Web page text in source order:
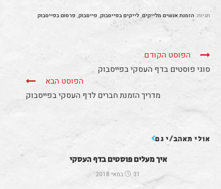
תגיות: הזמנת אנשים מלייקים,לייקים בפייסבוק,פייסבוק,פרסום בפייסבוק
הפוסט הקודם
סוגי פוסטים בדף העסקי בפייסבוק
הפוסט הבא
מדריך הזמנת חברים לדף העסקי בפייסבוק
אולי תאהב/י גם
איך מעלים פוסטים בדף העסקי
31 במאי 2018